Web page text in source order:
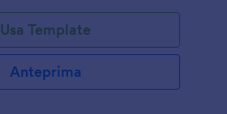
Usa Template
Anteprima